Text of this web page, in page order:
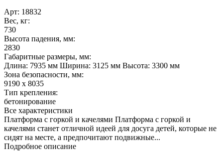
Арт: 18832
Вес, кг:
730
Высота падения, мм:
2830
Габаритные размеры, мм:
Длина: 7935 мм Ширина: 3125 мм Высота: 3300 мм
Зона безопасности, мм:
9190 x 8035
Тип крепления:
бетонирование
Все характеристики
Платформа с горкой и качелями Платформа с горкой и
качелями станет отличной идеей для досуга детей, которые не
сидят на месте, а предпочитают подвижные...
Подробное описание